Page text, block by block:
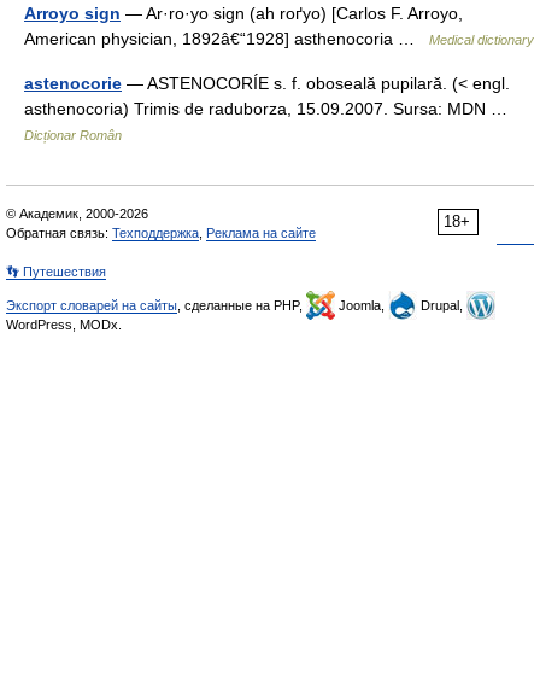
Arroyo sign — Ar·ro·yo sign (ah roґyo) [Carlos F. Arroyo,
American physician, 1892â€“1928] asthenocoria …
Medical dictionary
astenocorie — ASTENOCORÍE s. f. oboseală pupilară. (< engl.
asthenocoria) Trimis de raduborza, 15.09.2007. Sursa: MDN …
Dicționar Român
18+
© Академик, 2000-2026
Обратная связь: Техподдержка Реклама на сайте
👣 Путешествия
Экспорт словарей на сайты , сделанные на PHP, Joomla,
Drupal,
WordPress, MODx.